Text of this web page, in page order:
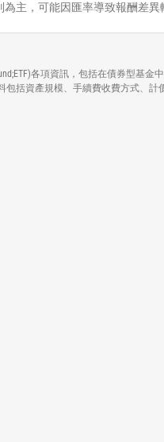
主，可能因匯率導致報酬差異
Fund;ETF)各項資訊，包括在債券型
料包括資產規模、手續費收費方式